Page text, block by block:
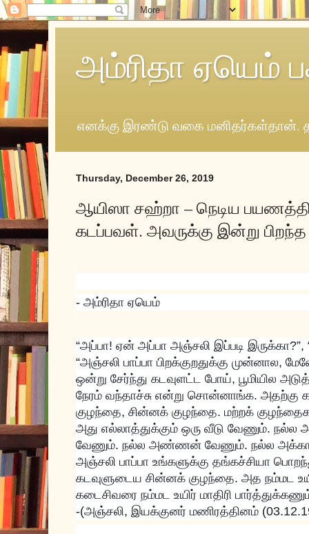
அம்ரிதா ஏயெம்
எனக்கு இரண்டு வகை மனிதர்கள்தான்.
Thursday, December 26, 2019
ஆயிஸா சஹ்றா – நெடிய
கடப்பவள். அவருக்கு இன்று
- அம்ரிதா ஏயெம்
“அப்பா! ஏன் அப்பா அஞ்சலி இப்படி இருக்கா?”,
“அஞ்சலி பாப்பா பிறக்குறதுக்கு முன்னால,
ஒன்று சேர்ந்து கடவுளட்ட போய், பூமியில
நேரம் வந்தாச்சு என்று சொன்னாங்க. அதற்கு
குழந்தை, சின்னக் குழந்தை. மற்றக் குழந்தைகள்
அது எல்லாத்துக்கும் ஒரு வீடு வேணும். நல்ல
வேணும். நல்ல அண்ணன் வேணும். நல்ல அக்கா
அஞ்சலி பாப்பா உங்களுக்கு தங்கச்சியா
கடவுளுடைய சின்னக் குழந்தை. அத நம்மட
கடைசிவரை நம்மட உயிர் மாதிரி
-(அஞ்சலி, இயக்குனர் மணிரத்தினம்